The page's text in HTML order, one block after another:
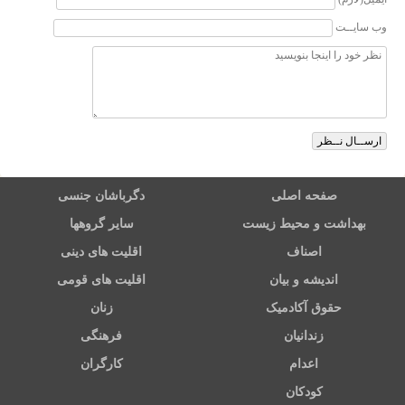
وب سایــت
صفحه اصلی دگرباشان جنسی
بهداشت و محیط زیست سایر گروهها
اصناف اقلیت های دینی
اندیشه و بیان اقلیت های قومی
حقوق آکادمیک زنان
زندانیان فرهنگی
اعدام کارگران
کودکان